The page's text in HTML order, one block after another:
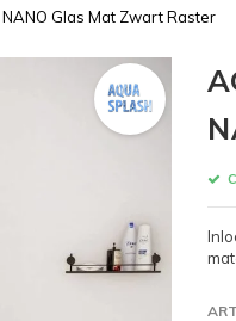
Glas Mat Zwart Raster